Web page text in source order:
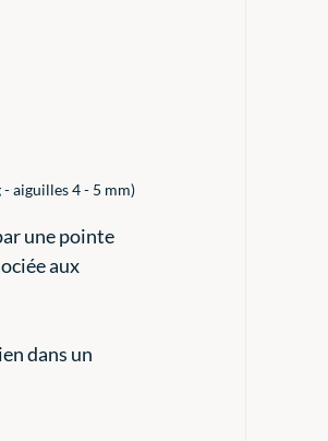
aiguilles 4 - 5 mm)
une pointe
aux
dans un